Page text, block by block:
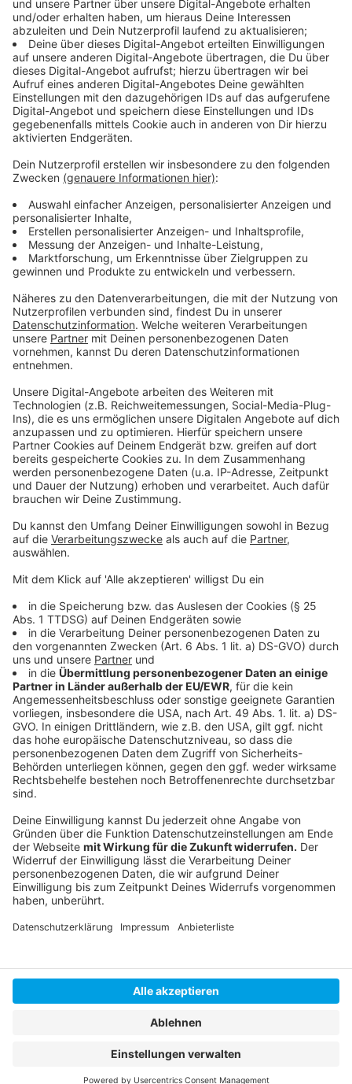
ablegen müssen.
Anzeige
Schulhalbjahr endet im Februar
Anzeige
Das erste Schulhalbjahr endet bei uns in Düsseldorf
Februar. Es sind damit noch mehr als drei Wochen, bis
die Noten feststehen müssen: Genug Zeit also, um
direkt mit Klassenarbeiten ins neue Jahr zu starten.
Verkehrshinweis zum Schulstart
Anzeige
Ein wichtiger Hinweis noch zum Schulstart nach den
Ferien: Wer mit dem Auto in Düsseldorf unterwegs ist,
sollte sich in den nächsten Tagen auf volle Straßen
einstellen, besonders im Umkreis von Schulen.
Anzeige
Anzeige
Termine des Schulministeriums NRW
Diese Karte zeigt Gefahrenstellen auf Schulwegen
Karte Schulwege
Schulentwicklung in Düsseldorf
Schultermine in NRW
Düsseldorfer Grundschulen am "Walk-to-school-day"
Anzeige